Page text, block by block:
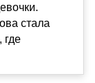
стала
где